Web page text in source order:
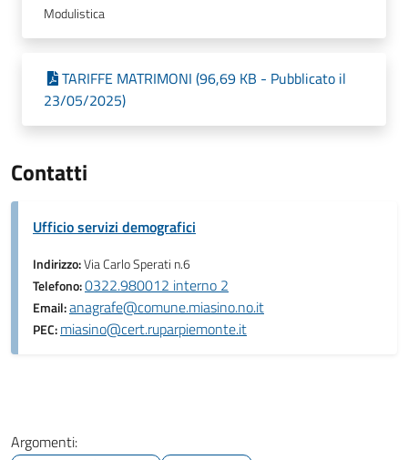
Modulistica
TARIFFE MATRIMONI (96,69 KB - Pubblicato il
23/05/2025)
Contatti
Ufficio servizi demografici
Indirizzo:Via Carlo Sperati n.6
Telefono:0322.980012 interno 2
Email:anagrafe@comune.miasino.no.it
PEC:miasino@cert.ruparpiemonte.it
Argomenti: